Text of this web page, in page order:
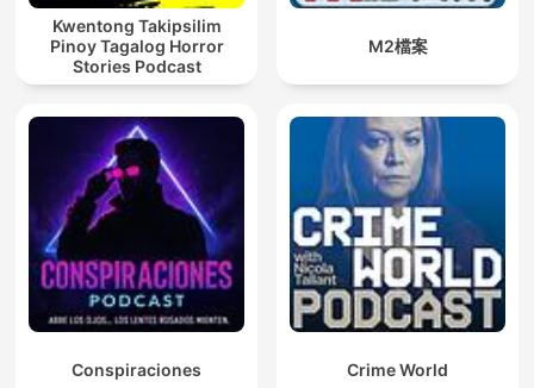
Kwentong Takipsilim
Pinoy Tagalog Horror
Stories Podcast
M2檔案
Conspiraciones Crime World